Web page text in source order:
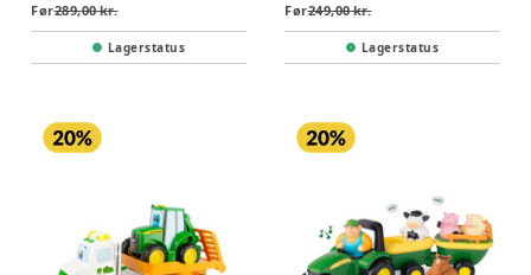
Før289,00 kr.
Lagerstatus
Før249,00 kr.
Lagerstatus